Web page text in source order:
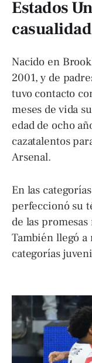
Estados
casualidad
Nacido en
2001, y de
tuvo contacto
meses de vida
edad de ocho
cazatalentos
Arsenal.
En las
perfeccionó su
de las
También llegó
categorías